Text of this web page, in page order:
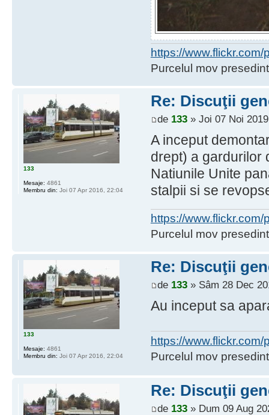
https://
Purcelul mov
Re: Discuţii
de 133» Joi 07 Noi
A inceput
drept) a gardurilor
Natiunile Unite
stalpii si se
https://
Purcelul mov
133
Mesaje: 4861
Membru din: Joi 07 Apr 2016, 22:04
Re: Discuţii
de 133» Sâm 28 Dec
Au inceput sa
https://
Purcelul mov
133
Mesaje: 4861
Membru din: Joi 07 Apr 2016, 22:04
Re: Discuţii
de 133» Dum 09 Aug